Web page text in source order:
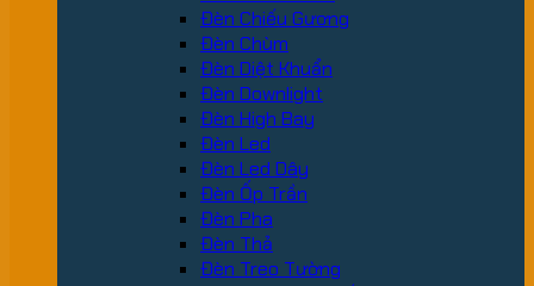
Đèn Chiếu Gương
Đèn Chùm
Đèn Diệt Khuẩn
Đèn Downlight
Đèn High Bay
Đèn Led
Đèn Led Dây
Đèn Ốp Trần
Đèn Pha
Đèn Thả
Đèn Treo Tường